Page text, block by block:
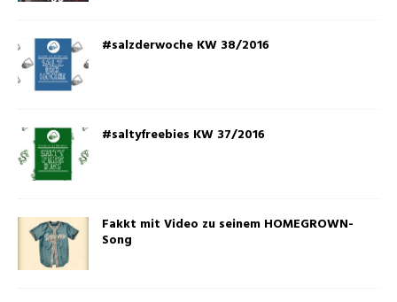
#salzderwoche KW 38/2016
#saltyfreebies KW 37/2016
Fakkt mit Video zu seinem HOMEGROWN-
Song